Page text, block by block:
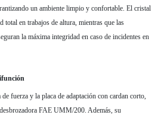
un ambiente limpio y confortable. El cristal
en trabajos de altura, mientras que las
la máxima integridad en caso de incidentes en
fuerza y la placa de adaptación con cardan corto,
desbrozadora FAE UMM/200. Además, su